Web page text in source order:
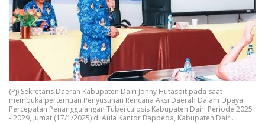
(Pj) Sekretaris Daerah Kabupaten Dairi Jonny Hutasoit pada saat
membuka pertemuan Penyusunan Rencana Aksi Daerah Dalam Upaya
Percepatan Penanggulangan Tuberculosis Kabupaten Dairi Periode 2025
- 2029, Jumat (17/1/2025) di Aula Kantor Bappeda, Kabupaten Dairi.